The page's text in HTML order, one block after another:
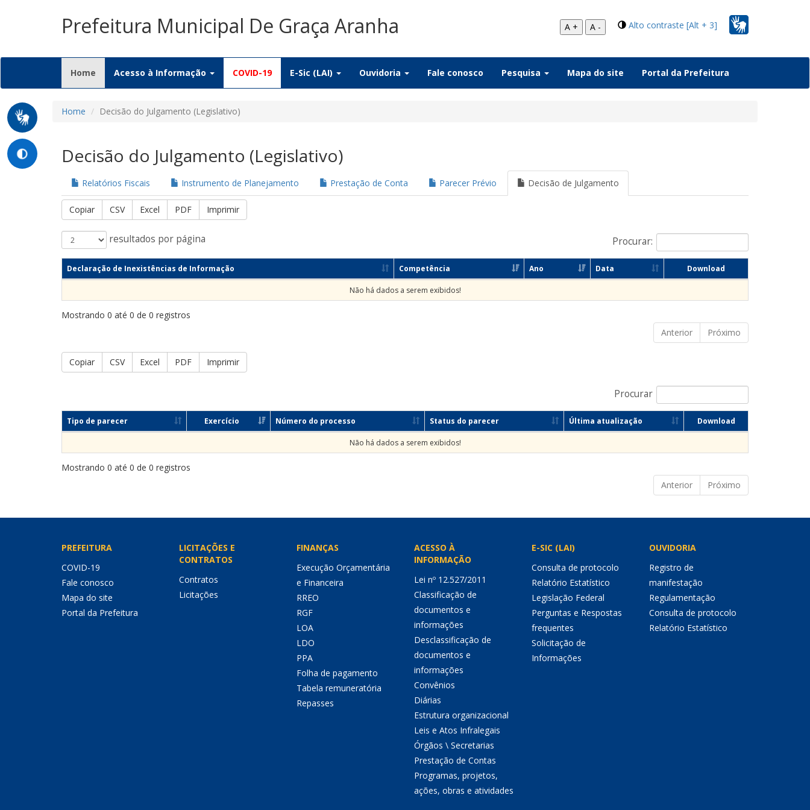
Prefeitura Municipal De Graça Aranha Alto contraste [Alt + 3]
A + A -
Home (current)
Acesso à Informação COVID-19 E-Sic (LAI) Ouvidoria Fale conosco Pesquisa Mapa do site Portal da Prefeitura
Home Decisão do Julgamento (Legislativo)
Decisão do Julgamento (Legislativo)
Relatórios Fiscais Instrumento de Planejamento Prestação de Conta Parecer Prévio Decisão de Julgamento
Copiar CSV Excel PDF Imprimir
resultados por página Procurar:
Declaração de Inexistências de Informação Competência Ano Data Download
Não há dados a serem exibidos!
Mostrando 0 até 0 de 0 registros
Anterior
Próximo
Copiar CSV Excel PDF Imprimir
Procurar
Tipo de parecer Exercício Número do processo Status do parecer Última atualização Download
Não há dados a serem exibidos!
Mostrando 0 até 0 de 0 registros
Anterior
Próximo
PREFEITURA
COVID-19
Fale conosco
Mapa do site
Portal da Prefeitura
LICITAÇÕES E
CONTRATOS
Contratos
Licitações
FINANÇAS
Execução Orçamentária
e Financeira
RREO
RGF
LOA
LDO
PPA
Folha de pagamento
Tabela remuneratória
Repasses
ACESSO À
INFORMAÇÃO
Lei nº 12.527/2011
Classificação de
documentos e
informações
Desclassificação de
documentos e
informações
Convênios
Diárias
Estrutura organizacional
Leis e Atos Infralegais
Órgãos \ Secretarias
Prestação de Contas
Programas, projetos,
ações, obras e atividades
E-SIC (LAI)
Consulta de protocolo
Relatório Estatístico
Legislação Federal
Perguntas e Respostas
frequentes
Solicitação de
Informações
OUVIDORIA
Registro de
manifestação
Regulamentação
Consulta de protocolo
Relatório Estatístico